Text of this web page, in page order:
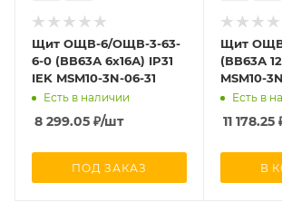
Щит ОЩВ-6/ОЩВ-3-63-
6-0 (ВВ63А 6х16А) IP31
IEK MSM10-3N-06-31
Есть в наличии
8 299.05 ₽/шт
ПОД ЗАКАЗ
Щит
(ВВ63А
MSM10-
Есть в
11 178.25
В